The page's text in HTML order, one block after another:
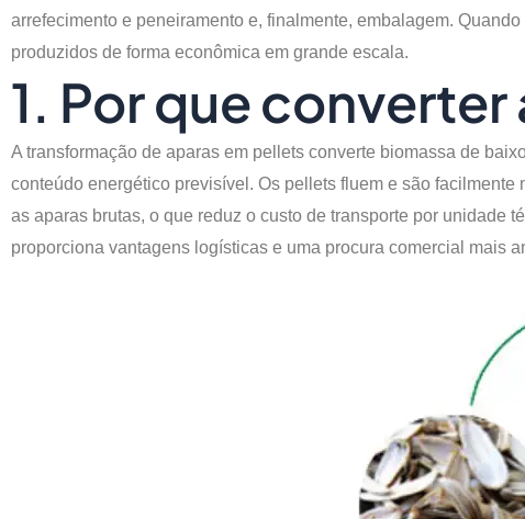
arrefecimento e peneiramento e, finalmente, embalagem.
produzidos de forma econômica em grande escala.
1. Por que
A transformação de aparas em pellets converte biomassa de
conteúdo energético previsível. Os pellets fluem e são
as aparas brutas, o que reduz o custo de transporte por unidade
proporciona vantagens logísticas e uma procura comercial mais